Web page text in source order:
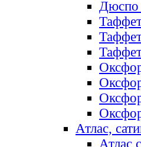
Дюспо
Атлас,
Атлас